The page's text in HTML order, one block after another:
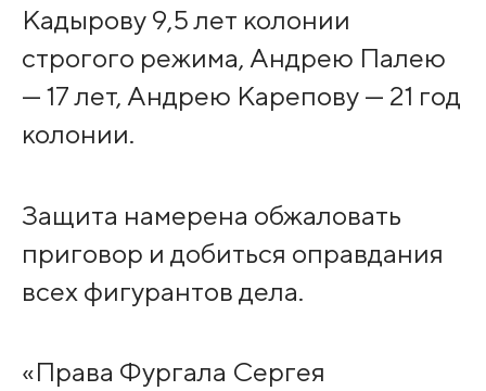
Кадырову 9,5 лет колонии
строгого режима, Андрею Палею
— 17 лет, Андрею Карепову — 21 год
колонии.
Защита намерена обжаловать
приговор и добиться оправдания
всех фигурантов дела.
«Права Фургала Сергея